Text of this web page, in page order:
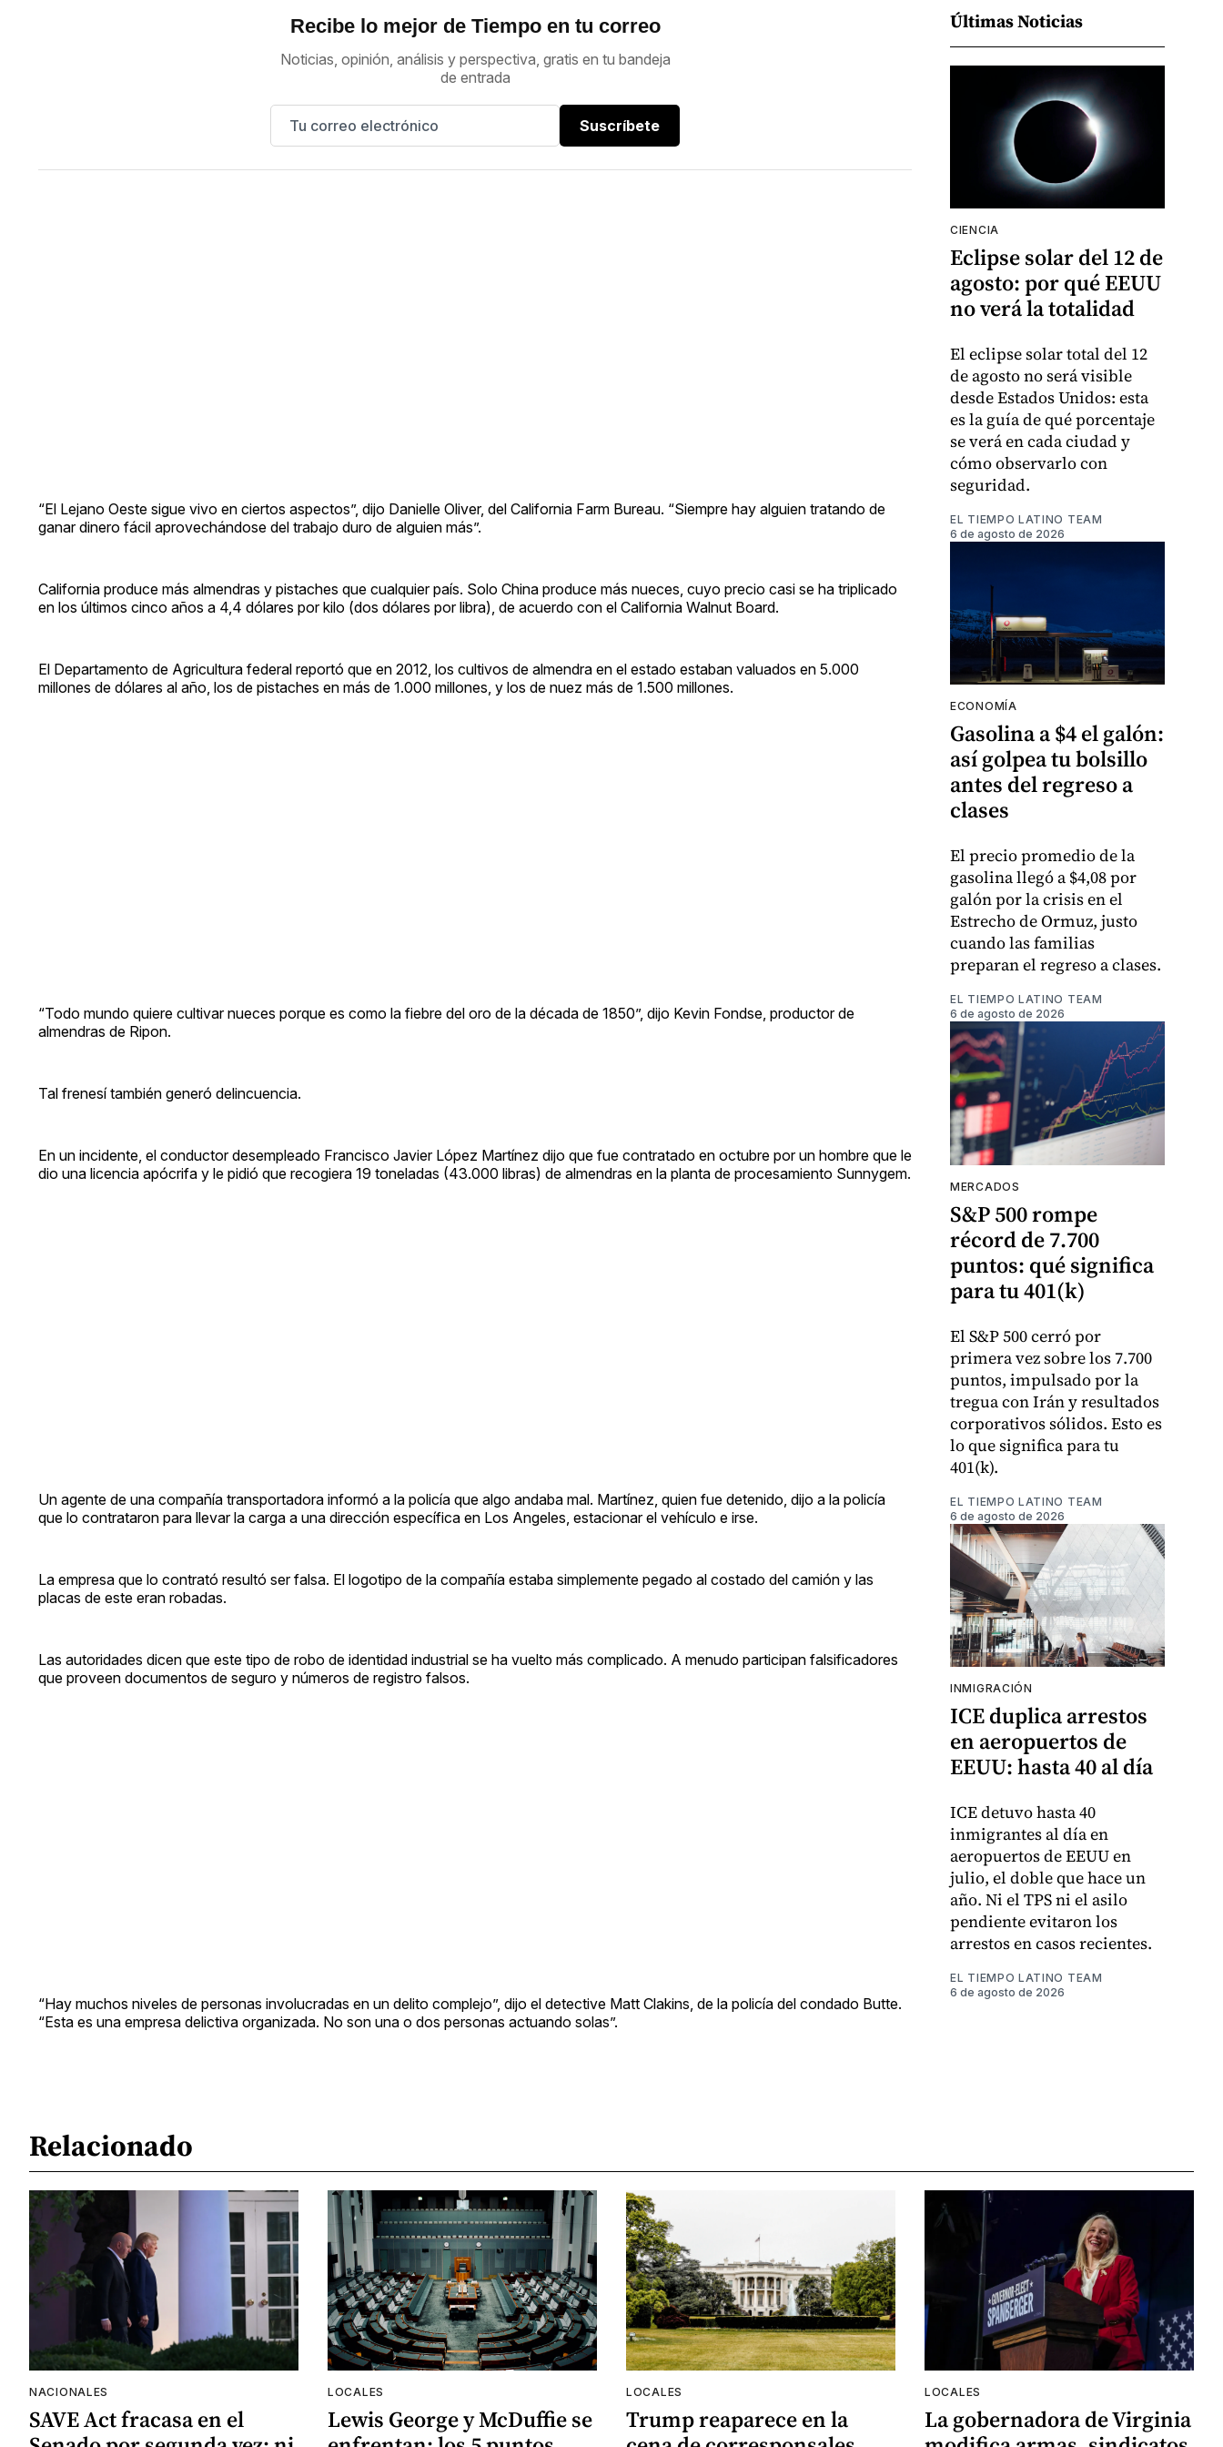
Recibe lo mejor de Tiempo en tu correo
Noticias, opinión, análisis y perspectiva, gratis en tu bandeja
de entrada
Suscríbete
“El Lejano Oeste sigue vivo en ciertos aspectos”, dijo Danielle Oliver, del California Farm Bureau. “Siempre hay alguien tratando de
ganar dinero fácil aprovechándose del trabajo duro de alguien más”.
California produce más almendras y pistaches que cualquier país. Solo China produce más nueces, cuyo precio casi se ha triplicado
en los últimos cinco años a 4,4 dólares por kilo (dos dólares por libra), de acuerdo con el California Walnut Board.
El Departamento de Agricultura federal reportó que en 2012, los cultivos de almendra en el estado estaban valuados en 5.000
millones de dólares al año, los de pistaches en más de 1.000 millones, y los de nuez más de 1.500 millones.
“Todo mundo quiere cultivar nueces porque es como la fiebre del oro de la década de 1850”, dijo Kevin Fondse, productor de
almendras de Ripon.
Tal frenesí también generó delincuencia.
En un incidente, el conductor desempleado Francisco Javier López Martínez dijo que fue contratado en octubre por un hombre que le
dio una licencia apócrifa y le pidió que recogiera 19 toneladas (43.000 libras) de almendras en la planta de procesamiento Sunnygem.
Un agente de una compañía transportadora informó a la policía que algo andaba mal. Martínez, quien fue detenido, dijo a la policía
que lo contrataron para llevar la carga a una dirección específica en Los Angeles, estacionar el vehículo e irse.
La empresa que lo contrató resultó ser falsa. El logotipo de la compañía estaba simplemente pegado al costado del camión y las
placas de este eran robadas.
Las autoridades dicen que este tipo de robo de identidad industrial se ha vuelto más complicado. A menudo participan falsificadores
que proveen documentos de seguro y números de registro falsos.
“Hay muchos niveles de personas involucradas en un delito complejo”, dijo el detective Matt Clakins, de la policía del condado Butte.
“Esta es una empresa delictiva organizada. No son una o dos personas actuando solas”.
Últimas Noticias
CIENCIA
Eclipse solar del 12 de
agosto: por qué EEUU
no verá la totalidad
El eclipse solar total del 12
de agosto no será visible
desde Estados Unidos: esta
es la guía de qué porcentaje
se verá en cada ciudad y
cómo observarlo con
seguridad.
EL TIEMPO LATINO TEAM
6 de agosto de 2026
ECONOMÍA
Gasolina a $4 el galón:
así golpea tu bolsillo
antes del regreso a
clases
El precio promedio de la
gasolina llegó a $4,08 por
galón por la crisis en el
Estrecho de Ormuz, justo
cuando las familias
preparan el regreso a clases.
EL TIEMPO LATINO TEAM
6 de agosto de 2026
MERCADOS
S&P 500 rompe
récord de 7.700
puntos: qué significa
para tu 401(k)
El S&P 500 cerró por
primera vez sobre los 7.700
puntos, impulsado por la
tregua con Irán y resultados
corporativos sólidos. Esto es
lo que significa para tu
401(k).
EL TIEMPO LATINO TEAM
6 de agosto de 2026
INMIGRACIÓN
ICE duplica arrestos
en aeropuertos de
EEUU: hasta 40 al día
ICE detuvo hasta 40
inmigrantes al día en
aeropuertos de EEUU en
julio, el doble que hace un
año. Ni el TPS ni el asilo
pendiente evitaron los
arrestos en casos recientes.
EL TIEMPO LATINO TEAM
6 de agosto de 2026
Relacionado
NACIONALES
SAVE Act fracasa en el
LOCALES
Lewis George y McDuffie se
LOCALES
Trump reaparece en la
LOCALES
La gobernadora de Virginia